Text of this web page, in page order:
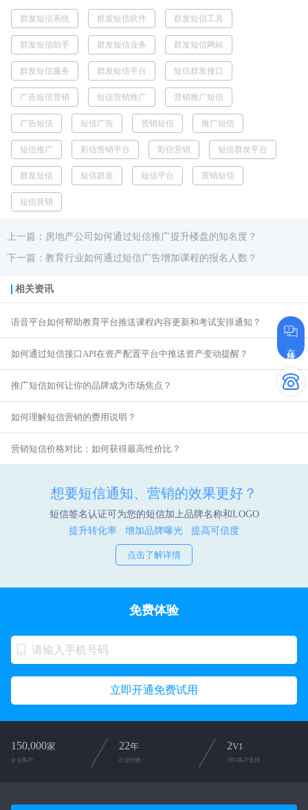
群发短信系统 群发短信软件 群发短信工具
群发短信助手 群发短信业务 群发短信网站
群发短信服务 群发短信平台 短信群发接口
广告短信营销 短信营销推广 营销推广短信
广告短信 短信广告 营销短信 推广短信
短信推广 彩信营销平台 彩信营销 短信群发平台
群发短信 短信群发 短信平台 营销短信
短信营销
上一篇：房地产公司如何通过短信推广提升楼盘的知名度？
下一篇：教育行业如何通过短信广告增加课程的报名人数？
相关资讯
语音平台如何帮助教育平台推送课程内容更新和考试安排通知？
如何通过短信接口API在资产配置平台中推送资产变动提醒？
推广短信如何让你的品牌成为市场焦点？
如何理解短信营销的费用说明？
营销短信价格对比：如何获得最高性价比？
想要短信通知、营销的效果更好？
短信签名认证可为您的短信加上品牌名称和LOGO
提升转化率 增加品牌曝光 提高可信度
点击了解详情
在线咨询
免费体验
立即开通免费试用
150,000家
企业客户
22年
行业经验
2V1
2对1客户支持